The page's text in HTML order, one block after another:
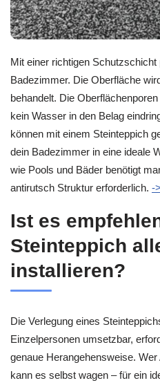
Mit einer richtigen
Badezimmer. Die Oberfläche
behandelt. Die
kein Wasser in den Belag
können mit einem Steinteppich
dein Badezimmer in eine ideale
wie Pools und Bäder benötigt
antirutsch Struktur erforderlich. -
Ist es
Steinteppich
installieren?
Die Verlegung eines
Einzelpersonen umsetzbar,
genaue Herangehensweise.
kann es selbst wagen – für ein